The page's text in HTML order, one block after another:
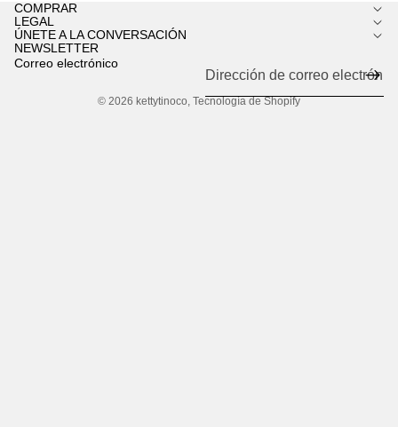
COMPRAR
LEGAL
ÚNETE A LA CONVERSACIÓN
NEWSLETTER
Correo electrónico
© 2026 kettytinoco, Tecnología de Shopify